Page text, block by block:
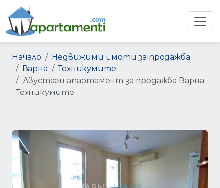
Начало
Недвижими имоти за продажба
Варна
Техникумите
Двустаен апартамент за продажба Варна
Техникумите